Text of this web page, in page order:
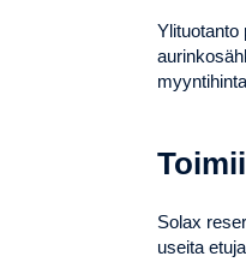
Ylituotanto
Solax
useita